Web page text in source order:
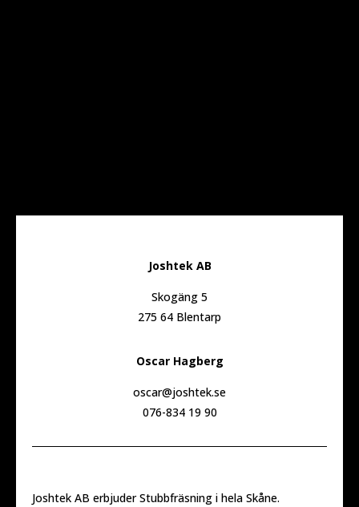
Joshtek AB
Skogäng 5
275 64 Blentarp
Oscar Hagberg
oscar@joshtek.se
076-834 19 90
Joshtek AB erbjuder Stubbfräsning i hela Skåne.